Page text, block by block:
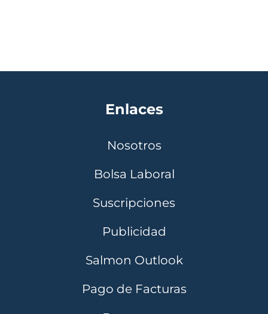
Enlaces
Nosotros
Bolsa Laboral
Suscripciones
Publicidad
Salmon Outlook
Pago de Facturas